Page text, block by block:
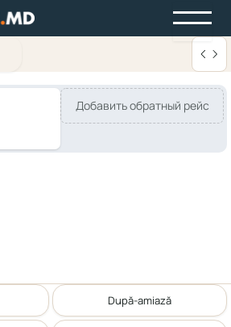
Добавить обратный рейс
După-amiază